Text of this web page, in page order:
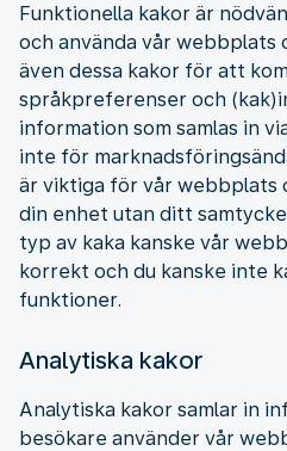
Funktionella kakor är
och använda vår webbplats
även dessa kakor för att
språkpreferenser och
information som samlas in
inte för
är viktiga för vår webbplats
din enhet utan ditt
typ av kaka kanske vår
korrekt och du kanske inte
funktioner.
Analytiska kakor
Analytiska kakor samlar in
besökare använder vår